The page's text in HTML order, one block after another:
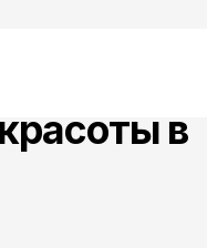
на
в